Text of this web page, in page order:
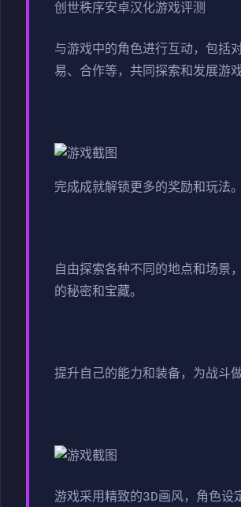
创世秩序安卓汉化游戏评测
与游戏中的角色进行互动，包括
易、合作等，共同探索和发展游戏
完成成就解锁更多的奖励和玩法。
自由探索各种不同的地点和场景
的秘密和宝藏。
提升自己的能力和装备，为战斗
游戏采用精致的3D画风，角色设